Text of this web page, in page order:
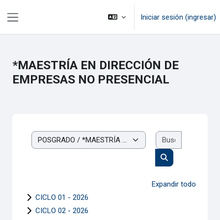
Iniciar sesión (ingresar)
*MAESTRÍA EN DIRECCIÓN DE
EMPRESAS NO PRESENCIAL
Categorías
Buscar cursos
Expandir todo
CICLO 01 - 2026
CICLO 02 - 2026